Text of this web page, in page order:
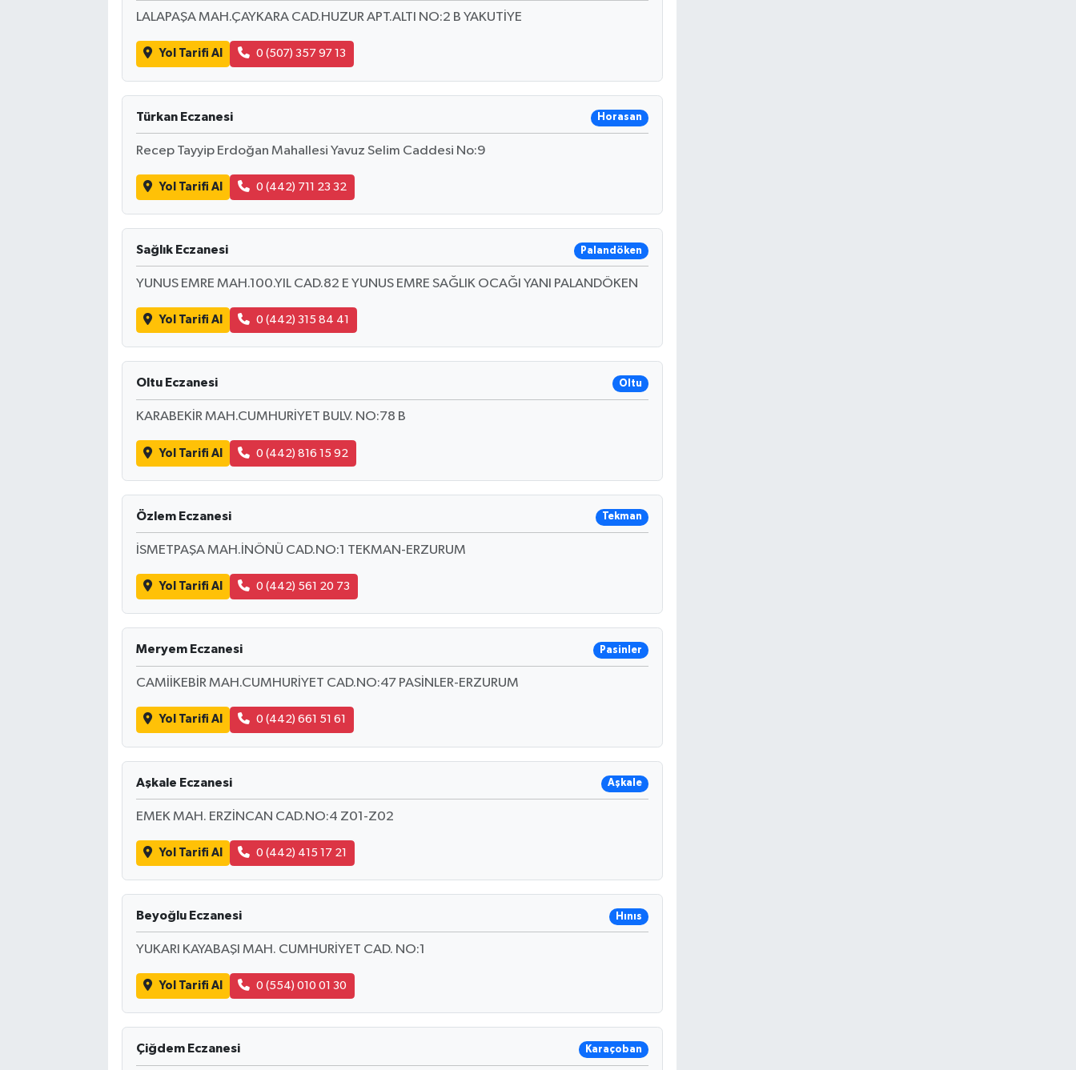
LALAPAŞA MAH.ÇAYKARA CAD.HUZUR APT.ALTI NO:2 B YAKUTİYE
Yol Tarifi Al 0 (507) 357 97 13
Türkan Eczanesi Horasan
Recep Tayyip Erdoğan Mahallesi Yavuz Selim Caddesi No:9
Yol Tarifi Al 0 (442) 711 23 32
Sağlık Eczanesi Palandöken
YUNUS EMRE MAH.100.YIL CAD.82 E YUNUS EMRE SAĞLIK OCAĞI YANI PALANDÖKEN
Yol Tarifi Al 0 (442) 315 84 41
Oltu Eczanesi Oltu
KARABEKİR MAH.CUMHURİYET BULV. NO:78 B
Yol Tarifi Al 0 (442) 816 15 92
Özlem Eczanesi Tekman
İSMETPAŞA MAH.İNÖNÜ CAD.NO:1 TEKMAN-ERZURUM
Yol Tarifi Al 0 (442) 561 20 73
Meryem Eczanesi Pasinler
CAMİİKEBİR MAH.CUMHURİYET CAD.NO:47 PASİNLER-ERZURUM
Yol Tarifi Al 0 (442) 661 51 61
Aşkale Eczanesi Aşkale
EMEK MAH. ERZİNCAN CAD.NO:4 Z01-Z02
Yol Tarifi Al 0 (442) 415 17 21
Beyoğlu Eczanesi Hınıs
YUKARI KAYABAŞI MAH. CUMHURİYET CAD. NO:1
Yol Tarifi Al 0 (554) 010 01 30
Çiğdem Eczanesi Karaçoban